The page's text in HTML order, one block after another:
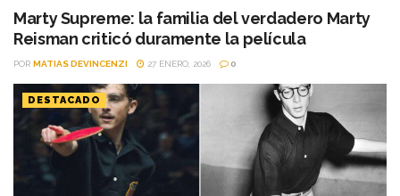
posibilidades merecen un análisis cuidadoso....
Marty Supreme: la familia del verdadero Marty
Reisman criticó duramente la película
POR MATIAS DEVINCENZI 27 ENERO, 2026 0
DESTACADO